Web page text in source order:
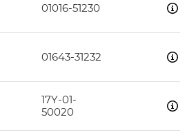
01016-51230
01643-31232
17Y-01-
50020